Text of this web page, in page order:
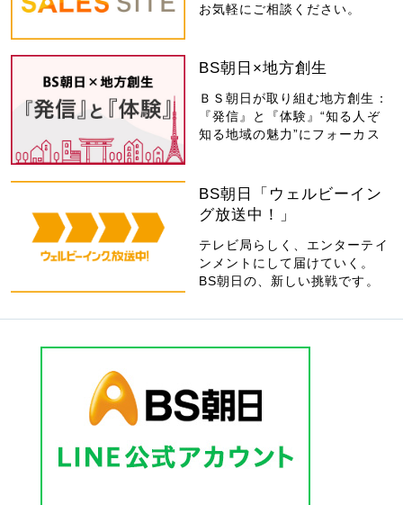
お気軽にご相談ください。
BS朝日×地方創生
ＢＳ朝日が取り組む地方創生：
『発信』と『体験』“知る人ぞ
知る地域の魅力”にフォーカス
BS朝日「ウェルビーイン
グ放送中！」
テレビ局らしく、エンターテイ
ンメントにして届けていく。
BS朝日の、新しい挑戦です。